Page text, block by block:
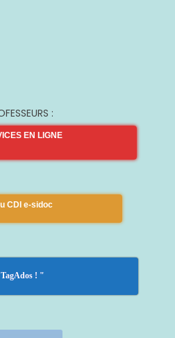
:
EN LIGNE
CDI e-sidoc
! "